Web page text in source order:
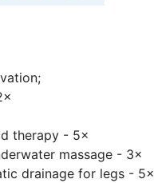
therapy - 5×
massage - 3×
drainage for legs - 5×